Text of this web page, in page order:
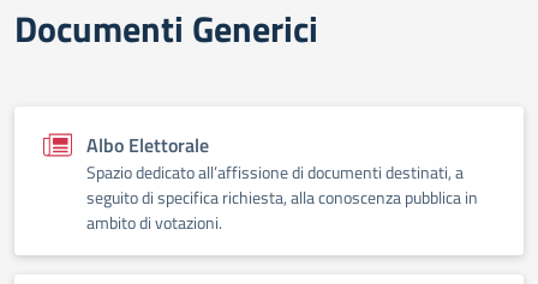
Documenti Generici
Albo Elettorale
Spazio dedicato all’affissione di documenti destinati, a
seguito di specifica richiesta, alla conoscenza pubblica in
ambito di votazioni.